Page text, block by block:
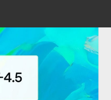
教程
指南
程